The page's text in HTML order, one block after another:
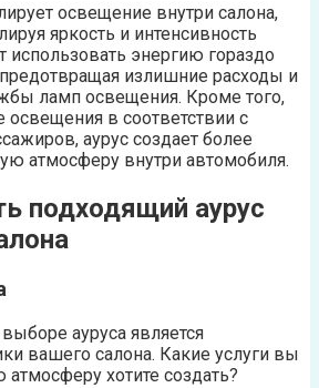
освещение внутри салона,
яркость и интенсивность
использовать энергию гораздо
излишние расходы и
ламп освещения. Кроме того,
освещения в соответствии с
аурус создает более
атмосферу внутри автомобиля.
подходящий аурус
ауруса является
вашего салона. Какие услуги вы
атмосферу хотите создать?